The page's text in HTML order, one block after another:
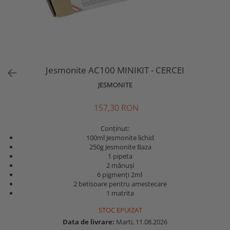
Jesmonite AC100 MINIKIT - CERCEI
JESMONITE
157,30 RON
Conținut:
100ml Jesmonite lichid
250g Jesmonite Baza
1 pipeta
2 mănuși
6 pigmenți 2ml
2 betisoare pentru amestecare
1 matrita
STOC EPUIZAT
Data de livrare: Marti, 11.08.2026